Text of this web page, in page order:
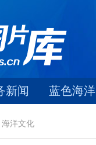
新闻 蓝色海洋
洋文化